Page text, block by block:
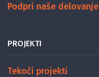
Podpri naše delovanje
PROJEKTI
Tekoči projekti